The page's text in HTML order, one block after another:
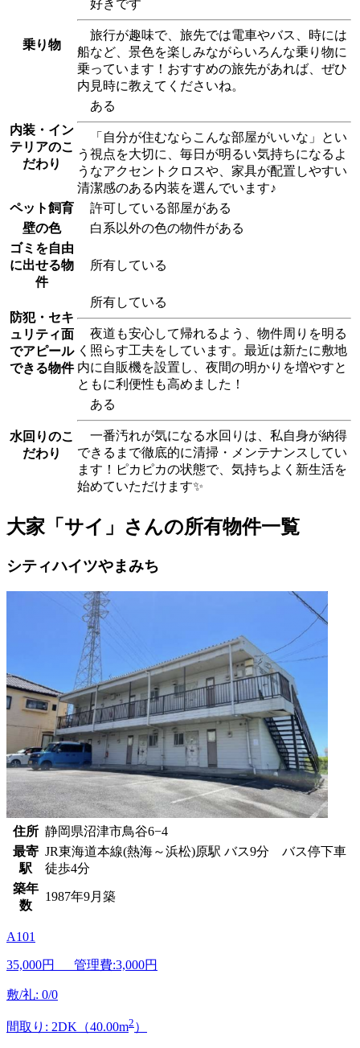
乗り物
好きです
旅行が趣味で、旅先では電車やバス、時には
船など、景色を楽しみながらいろんな乗り物に
乗っています！おすすめの旅先があれば、ぜひ
内見時に教えてくださいね。
内装・イン
テリアのこ
だわり
ある
「自分が住むならこんな部屋がいいな」とい
う視点を大切に、毎日が明るい気持ちになるよ
うなアクセントクロスや、家具が配置しやすい
清潔感のある内装を選んでいます♪
ペット飼育
許可している部屋がある
壁の色
白系以外の色の物件がある
ゴミを自由
に出せる物
件
所有している
防犯・セキ
ュリティ面
でアピール
できる物件
所有している
夜道も安心して帰れるよう、物件周りを明る
く照らす工夫をしています。最近は新たに敷地
内に自販機を設置し、夜間の明かりを増やすと
ともに利便性も高めました！
水回りのこ
だわり
ある
一番汚れが気になる水回りは、私自身が納得
できるまで徹底的に清掃・メンテナンスしてい
ます！ピカピカの状態で、気持ちよく新生活を
始めていただけます✨
大家「サイ」さんの所有物件一覧
シティハイツやまみち
住所 静岡県沼津市鳥谷6−4
最寄
駅
JR東海道本線(熱海～浜松)原駅 バス9分 バス停下車
徒歩4分
築年
数
1987年9月築
A101
35,000円 管理費:3,000円
敷/礼: 0/0
間取り: 2DK（40.00m2 ）